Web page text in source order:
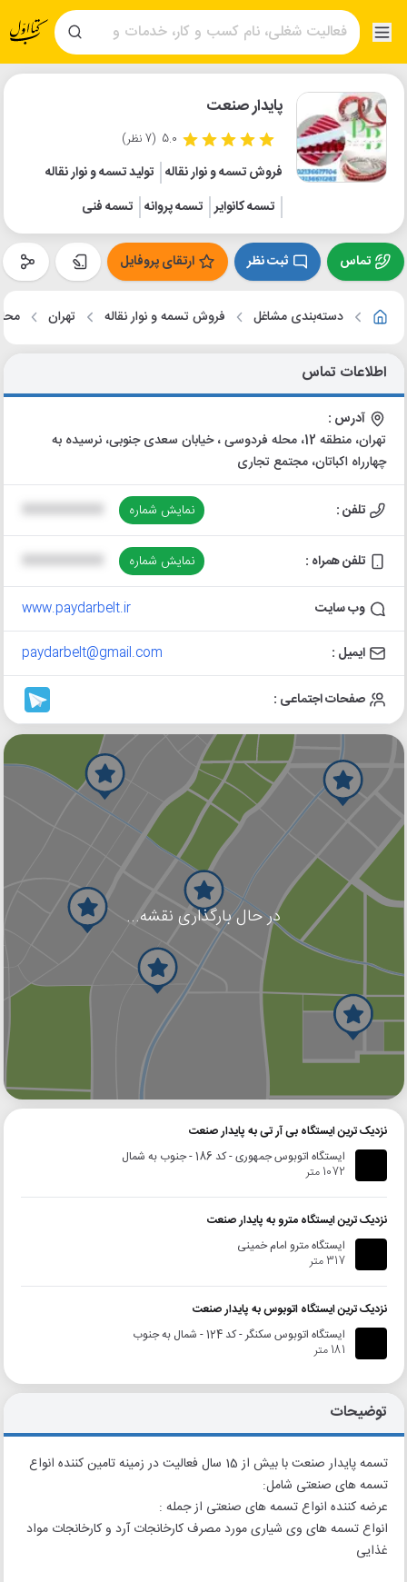
پایدار صنعت
5.0 (7 نظر)
فروش تسمه و نوار نقاله تولید تسمه و نوار نقاله
تسمه کانوایر تسمه پروانه تسمه فنی
تماس ثبت نظر ارتقای پروفایل
دسته‌بندی مشاغل فروش تسمه و نوار نقاله تهران
اطلاعات تماس
آدرس :
تهران، منطقه 12، محله فردوسی ، خیابان سعدی جنوبی، نرسیده به
چهارراه اکباتان، مجتمع تجاری
تلفن : نمایش شماره
تلفن همراه : نمایش شماره
وب سایت www.paydarbelt.ir
ایمیل : paydarbelt@gmail.com
صفحات اجتماعی :
در حال بارگذاری نقشه...
گوگل
نزدیک ترین ایستگاه بی آر تی به پایدار صنعت
ایستگاه اتوبوس جمهوری - کد 186 - جنوب به شمال
1072 متر
نزدیک ترین ایستگاه مترو به پایدار صنعت
ایستگاه مترو امام خمینی
317 متر
نزدیک ترین ایستگاه اتوبوس به پایدار صنعت
ایستگاه اتوبوس سکنگر - کد 124 - شمال به جنوب
181 متر
توضیحات
تسمه پایدار صنعت با بیش از 15 سال فعالیت در زمینه تامین کننده انواع
تسمه های صنعتی شامل:
عرضه کننده انواع تسمه های صنعتی از جمله :
انواع تسمه های وی شیاری مورد مصرف کارخانجات آرد و کارخانجات مواد
غذایی